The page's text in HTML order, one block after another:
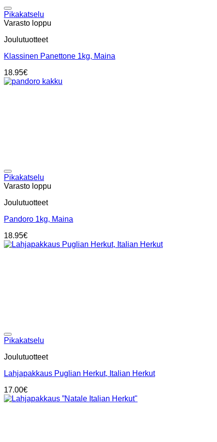
Pikakatselu
Varasto loppu
Joulutuotteet
Klassinen Panettone 1kg, Maina
18.95€
Pikakatselu
Varasto loppu
Joulutuotteet
Pandoro 1kg, Maina
18.95€
Pikakatselu
Joulutuotteet
Lahjapakkaus Puglian Herkut, Italian Herkut
17.00€